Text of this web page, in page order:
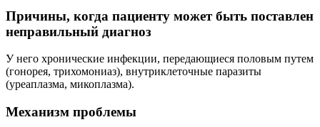
Причины, когда пациенту может быть поставлен
неправильный диагноз
У него хронические инфекции, передающиеся половым путем
(гонорея, трихомониаз), внутриклеточные паразиты
(уреаплазма, микоплазма).
Механизм проблемы